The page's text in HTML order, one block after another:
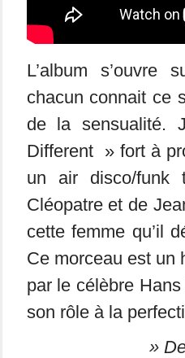
L’album s’ouvre
chacun connait ce
de la sensualité.
Different » fort à
un air disco/
Cléopatre et de
cette femme qu’il
Ce morceau est un
par le célèbre
son rôle à la
»